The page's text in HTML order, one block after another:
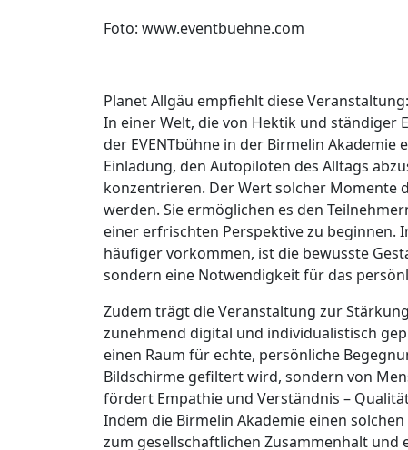
Foto: www.eventbuehne.com
Planet Allgäu empfiehlt diese Veranstaltung:
In einer Welt, die von Hektik und
der EVENTbühne in der Birmelin
Einladung, den Autopiloten des Alltags
konzentrieren. Der Wert solcher Momente
werden. Sie ermöglichen es den
einer erfrischten Perspektive zu beginnen.
häufiger vorkommen, ist die bewusste
sondern eine Notwendigkeit für das
Zudem trägt die Veranstaltung zur
zunehmend digital und individualistisch
einen Raum für echte, persönliche
Bildschirme gefiltert wird, sondern von
fördert Empathie und Verständnis –
Indem die Birmelin Akademie einen
zum gesellschaftlichen Zusammenhalt